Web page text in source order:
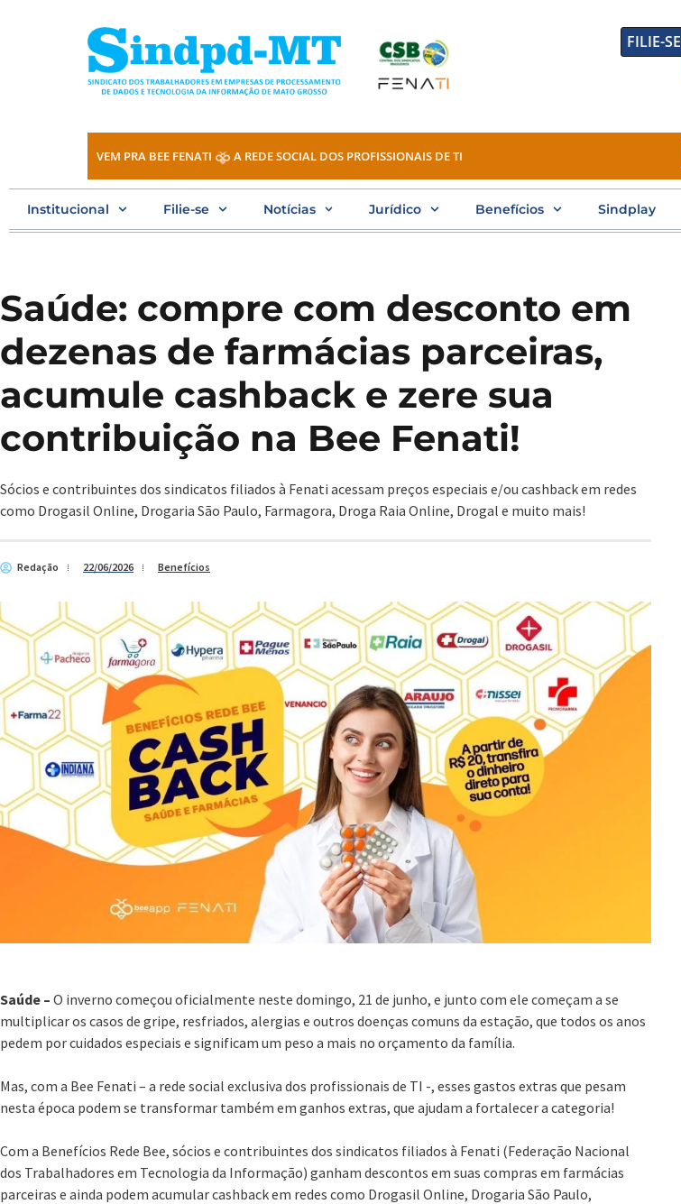
FILIE-SE
VEM PRA BEE FENATI A REDE SOCIAL DOS PROFISSIONAIS DE TI
Institucional Filie-se Notícias Jurídico Benefícios Sindplay
Saúde: compre com desconto em
dezenas de farmácias parceiras,
acumule cashback e zere sua
contribuição na Bee Fenati!
Sócios e contribuintes dos sindicatos filiados à Fenati acessam preços especiais e/ou cashback em redes
como Drogasil Online, Drogaria São Paulo, Farmagora, Droga Raia Online, Drogal e muito mais!
Redação 22/06/2026 Benefícios
Saúde – O inverno começou oficialmente neste domingo, 21 de junho, e junto com ele começam a se
multiplicar os casos de gripe, resfriados, alergias e outros doenças comuns da estação, que todos os anos
pedem por cuidados especiais e significam um peso a mais no orçamento da família.
Mas, com a Bee Fenati – a rede social exclusiva dos profissionais de TI -, esses gastos extras que pesam
nesta época podem se transformar também em ganhos extras, que ajudam a fortalecer a categoria!
Com a Benefícios Rede Bee, sócios e contribuintes dos sindicatos filiados à Fenati (Federação Nacional
dos Trabalhadores em Tecnologia da Informação) ganham descontos em suas compras em farmácias
parceiras e ainda podem acumular cashback em redes como Drogasil Online, Drogaria São Paulo,